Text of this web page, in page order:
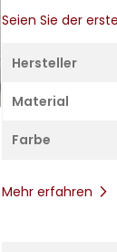
Seien Sie der
Hersteller
Material
Farbe
Mehr erfahren